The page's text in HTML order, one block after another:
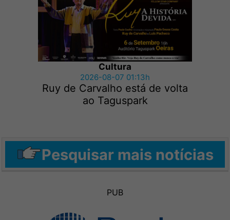
Cultura
2026-08-07 01:13h
Ruy de Carvalho está de volta
ao Taguspark
Pesquisar mais notícias
PUB